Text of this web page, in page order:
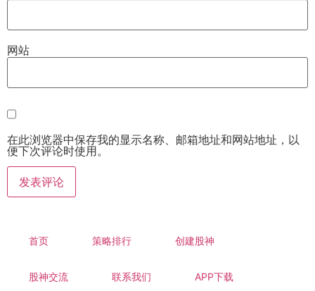
网站
在此浏览器中保存我的显示名称、邮箱地址和网站地址，以
便下次评论时使用。
首页 策略排行 创建股神
股神交流 联系我们 APP下载